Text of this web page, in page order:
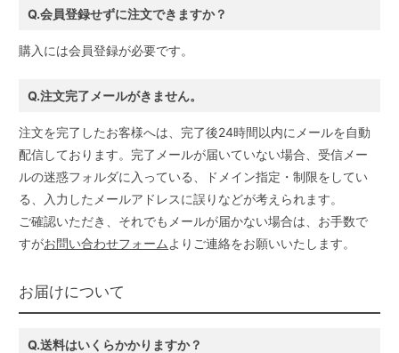
Q.会員登録せずに注文できますか？
購入には会員登録が必要です。
Q.注文完了メールがきません。
注文を完了したお客様へは、完了後24時間以内にメールを自動
配信しております。完了メールが届いていない場合、受信メー
ルの迷惑フォルダに入っている、ドメイン指定・制限をしてい
る、入力したメールアドレスに誤りなどが考えられます。
ご確認いただき、それでもメールが届かない場合は、お手数で
すがお問い合わせフォーム よりご連絡をお願いいたします。
お届けについて
Q.送料はいくらかかりますか？